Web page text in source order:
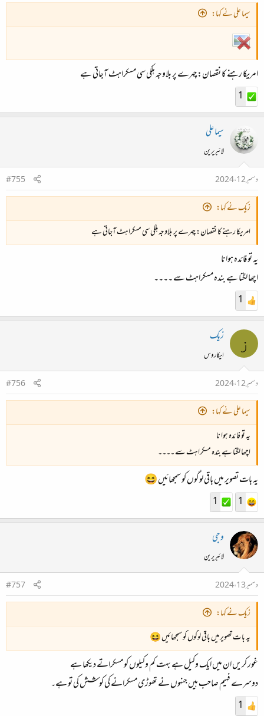
سیما علی نے کہا:
امریکا رہنے کا نقصان: چہرے پر بلاوجہ ہلکی سی مسکراہٹ آجاتی ہے
1
سیما علی
لائبریرین
دسمبر 12، 2024
#755
زیک نے کہا:
امریکا رہنے کا نقصان: چہرے پر بلاوجہ ہلکی سی مسکراہٹ آجاتی ہے
یہ تو فائدہ ہوا نا
اچھا لگتا ہے بندہ مسکراہٹ سے ۔۔۔۔
1
ز زیک
ایکاروس
دسمبر 12، 2024
#756
سیما علی نے کہا:
یہ تو فائدہ ہوا نا
اچھا لگتا ہے بندہ مسکراہٹ سے ۔۔۔۔
یہ بات تصویر میں باقی لوگوں کو سمجھائیں 😆
1
1
وجی
لائبریرین
دسمبر 13، 2024
#757
زیک نے کہا:
یہ بات تصویر میں باقی لوگوں کو سمجھائیں 😆
غور کریں ان میں ایک وکیل ہے بہت کم وکیلوں کو مسکراتے دیکھا ہے
دوسرے فہیم صاحب ہیں جنہوں نے تھوڑی مسکرانے کی کوشش کی تو ہے۔
1